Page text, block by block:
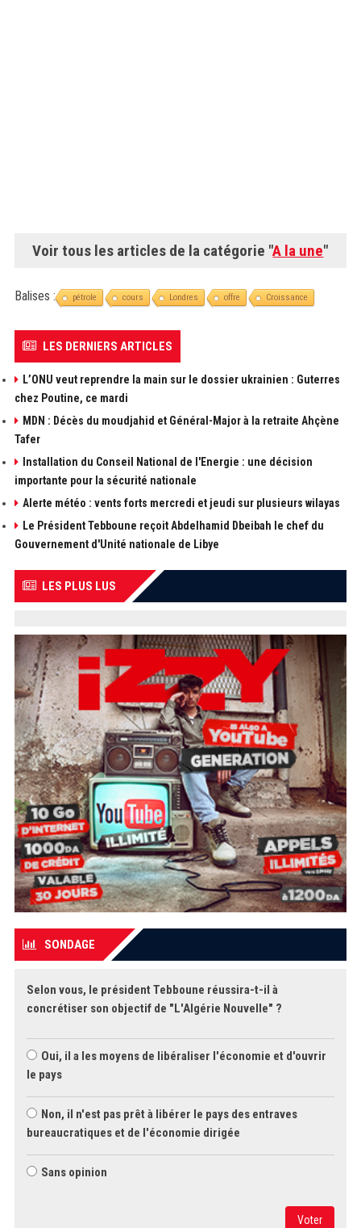
Voir tous les articles de la catégorie "A la une"
Balises : pétrole cours Londres offre Croissance
LES DERNIERS ARTICLES
L’ONU veut reprendre la main sur le dossier ukrainien : Guterres
chez Poutine, ce mardi
MDN : Décès du moudjahid et Général-Major à la retraite Ahçène
Tafer
Installation du Conseil National de l'Energie : une décision
importante pour la sécurité nationale
Alerte météo : vents forts mercredi et jeudi sur plusieurs wilayas
Le Président Tebboune reçoit Abdelhamid Dbeibah le chef du
Gouvernement d'Unité nationale de Libye
LES PLUS LUS
SONDAGE
Selon vous, le président Tebboune réussira-t-il à
concrétiser son objectif de "L'Algérie Nouvelle" ?
Oui, il a les moyens de libéraliser l'économie et d'ouvrir
le pays
Non, il n'est pas prêt à libérer le pays des entraves
bureaucratiques et de l'économie dirigée
Sans opinion
Voter